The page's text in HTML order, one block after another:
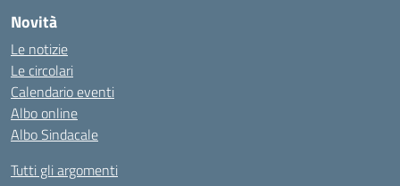
Novità
Le notizie
Le circolari
Calendario eventi
Albo online
Albo Sindacale
Tutti gli argomenti